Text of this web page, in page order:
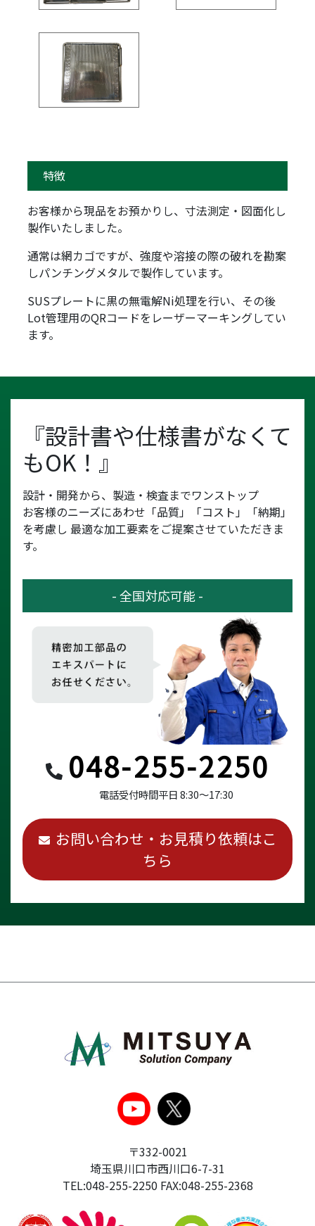
特徴
お客様から現品をお預かりし、寸法測定・図面化し
製作いたしました。
通常は網カゴですが、強度や溶接の際の破れを勘案
しパンチングメタルで製作しています。
SUSプレートに黒の無電解Ni処理を行い、その後
Lot管理用のQRコードをレーザーマーキングしてい
ます。
『設計書や仕様書がなくて
もOK！』
設計・開発から、製造・検査までワンストップ
お客様のニーズにあわせ「品質」「コスト」「納期」
を考慮し 最適な加工要素をご提案させていただきま
す。
- 全国対応可能 -
048-255-2250
電話受付時間平日 8:30～17:30
お問い合わせ・お見積り依頼はこ
ちら
〒332-0021
埼玉県川口市西川口6-7-31
TEL:048-255-2250 FAX:048-255-2368